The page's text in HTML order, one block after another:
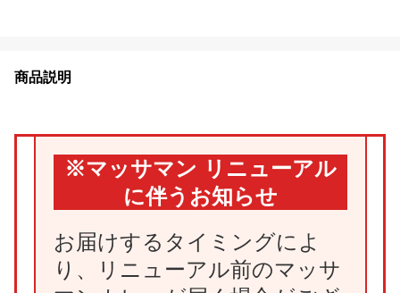
商品説明
※マッサマン リニューアル
に伴うお知らせ
お届けするタイミングによ
り、リニューアル前のマッサ